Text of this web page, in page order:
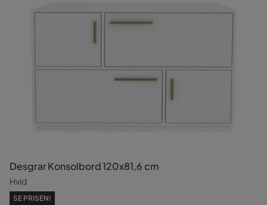
Desgrar Konsolbord 120x81,6 cm
Hvid
SE PRISEN!